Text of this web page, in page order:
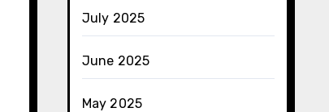
July 2025
June 2025
May 2025